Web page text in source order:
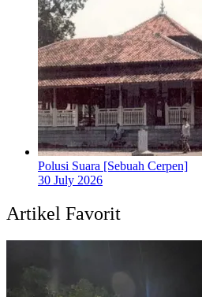
Polusi Suara [Sebuah Cerpen]
30 July 2026
Artikel Favorit